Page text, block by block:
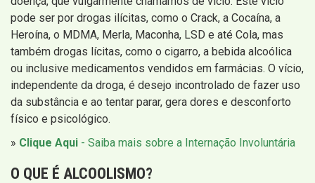
pode ser por drogas ilícitas, como o Crack, a Cocaína, a
Heroína, o MDMA, Merla, Maconha, LSD e até Cola, mas
também drogas lícitas, como o cigarro, a bebida alcoólica
ou inclusive medicamentos vendidos em farmácias. O vício,
independente da droga, é desejo incontrolado de fazer uso
da substância e ao tentar parar, gera dores e desconforto
físico e psicológico.
» Clique Aqui - Saiba mais sobre a Internação Involuntária
O QUE É ALCOOLISMO?